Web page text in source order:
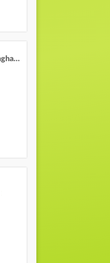
Neugebauer vor EM in Birmingham: